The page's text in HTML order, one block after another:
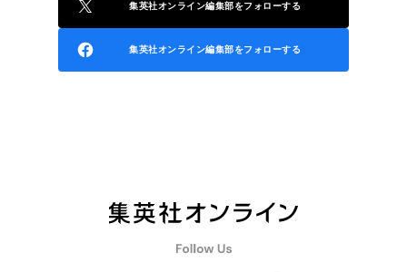
集英社オンライン編集部をフォローする
集英社オンライン編集部をフォローする